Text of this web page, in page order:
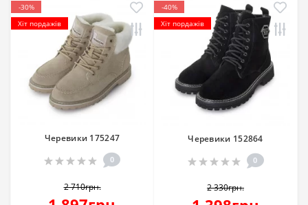
-30%
Хіт пордажів
Черевики 175247
0
2 710грн.
-40%
Хіт пордажів
Черевики 152864
0
2 330грн.